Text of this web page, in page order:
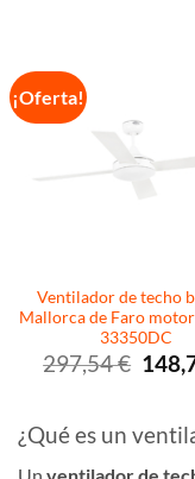
¡Oferta!
Ventilador de techo
Mallorca de Faro motor
33350DC
297,54€
El
precio
¿Qué es un